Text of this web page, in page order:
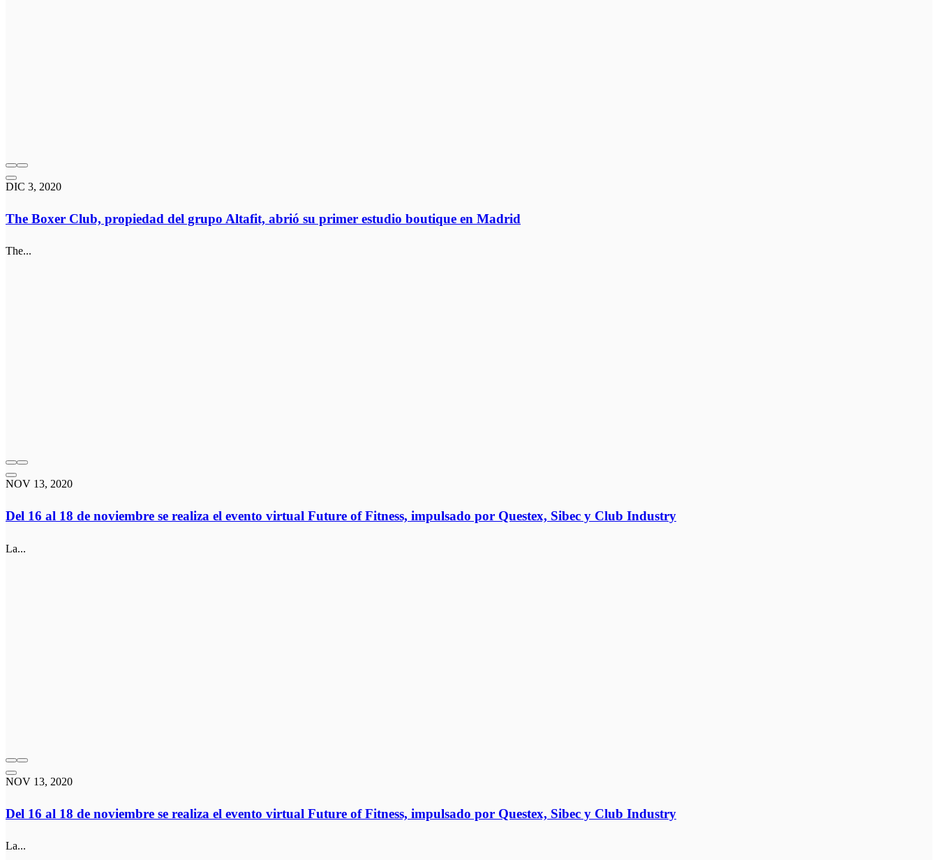
DIC 3, 2020
The Boxer Club, propiedad del grupo Altafit, abrió su primer estudio boutique en Madrid
The...
NOV 13, 2020
Del 16 al 18 de noviembre se realiza el evento virtual Future of Fitness, impulsado por Questex, Sibec y Club Industry
La...
NOV 13, 2020
Del 16 al 18 de noviembre se realiza el evento virtual Future of Fitness, impulsado por Questex, Sibec y Club Industry
La...